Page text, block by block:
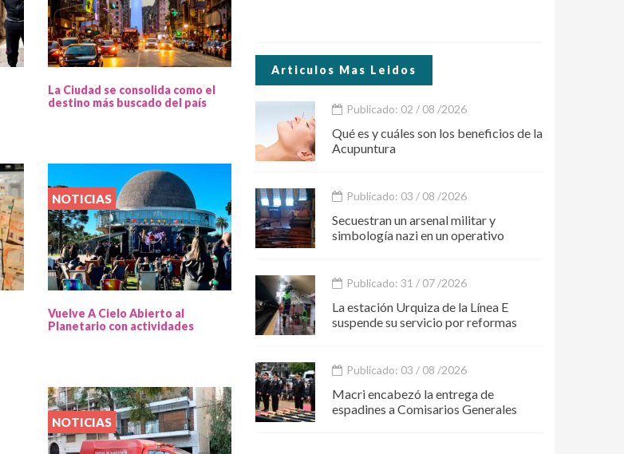
La Ciudad se consolida como el
destino más buscado del país
NOTICIAS
Vuelve A Cielo Abierto al
Planetario con actividades
NOTICIAS
Articulos Mas Leidos
Publicado: 02 / 08 /2026
Qué es y cuáles son los beneficios de la
Acupuntura
Publicado: 03 / 08 /2026
Secuestran un arsenal militar y
simbología nazi en un operativo
Publicado: 31 / 07 /2026
La estación Urquiza de la Línea E
suspende su servicio por reformas
Publicado: 03 / 08 /2026
Macri encabezó la entrega de
espadines a Comisarios Generales